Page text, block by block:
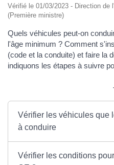
Vérifié le 01/03/2023 - Direction de
(Première ministre)
Quels véhicules peut-on
l'âge minimum ? Comment
(code et la conduite) et faire la
indiquons les étapes à suivre
Vérifier les véhicules que
à conduire
Vérifier les conditions